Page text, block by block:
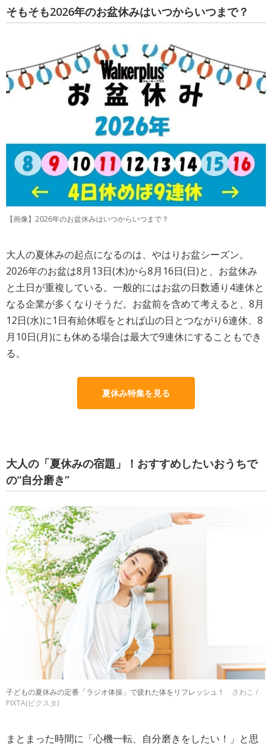
そもそも2026年のお盆休みはいつからいつまで？
【画像】2026年のお盆休みはいつからいつまで？
大人の夏休みの起点になるのは、やはりお盆シーズン。
2026年のお盆は8月13日(木)から8月16日(日)と、お盆休み
と土日が重複している。一般的にはお盆の日数通り4連休と
なる企業が多くなりそうだ。お盆前を含めて考えると、8月
12日(水)に1日有給休暇をとれば山の日とつながり6連休、8
月10日(月)にも休める場合は最大で9連休にすることもでき
る。
夏休み特集を見る
大人の「夏休みの宿題」！おすすめしたいおうちで
の“自分磨き”
子どもの夏休みの定番「ラジオ体操」で疲れた体をリフレッシュ！
さわこ /
PIXTA(ピクスタ)
まとまった時間に「心機一転、自分磨きをしたい！」と思